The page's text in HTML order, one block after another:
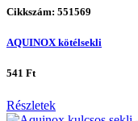
Cikkszám: 551569
AQUINOX kötélsekli
541 Ft
Részletek